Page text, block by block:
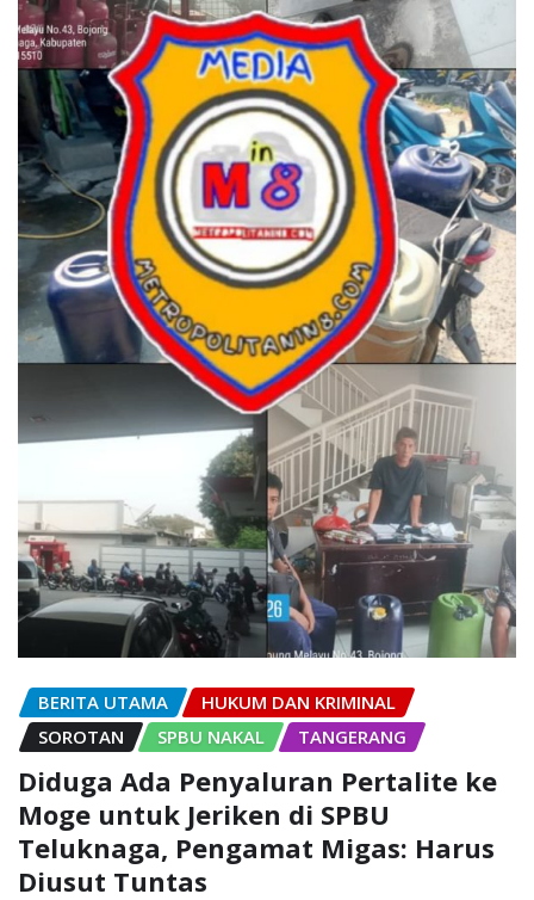
BERITA UTAMA
HUKUM DAN KRIMINAL
SOROTAN
SPBU NAKAL TANGERANG
Diduga Ada Penyaluran Pertalite ke
Moge untuk Jeriken di SPBU
Teluknaga, Pengamat Migas: Harus
Diusut Tuntas